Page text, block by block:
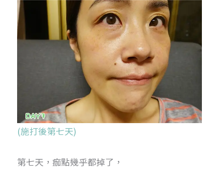
(施打後第七天)
第七天，痂點幾乎都掉了，